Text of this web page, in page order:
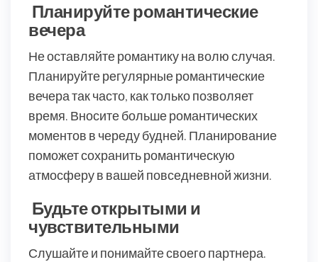
Планируйте романтические
вечера
Не оставляйте романтику на волю случая.
Планируйте регулярные романтические
вечера так часто, как только позволяет
время. Вносите больше романтических
моментов в череду будней. Планирование
поможет сохранить романтическую
атмосферу в вашей повседневной жизни.
Будьте открытыми и
чувствительными
Слушайте и понимайте своего партнера.